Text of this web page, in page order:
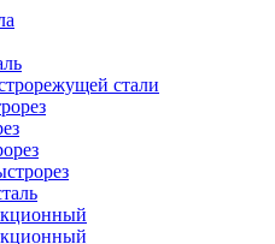
стали